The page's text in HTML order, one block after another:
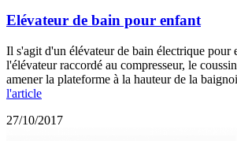
Elévateur de bain pour enfant
Il s'agit d'un élévateur de bain électrique pour
l'élévateur raccordé au compresseur, le
amener la plateforme à la hauteur de la
l'article
27/10/2017